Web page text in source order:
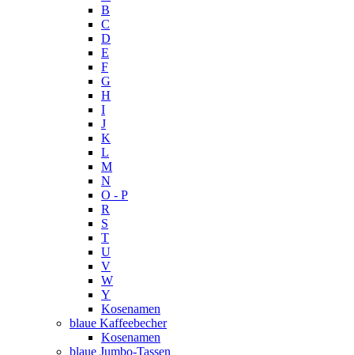
B
C
D
E
F
G
H
I
J
K
L
M
N
O - P
R
S
T
U
V
W
Y
Kosenamen
blaue Kaffeebecher
Kosenamen
blaue Jumbo-Tassen